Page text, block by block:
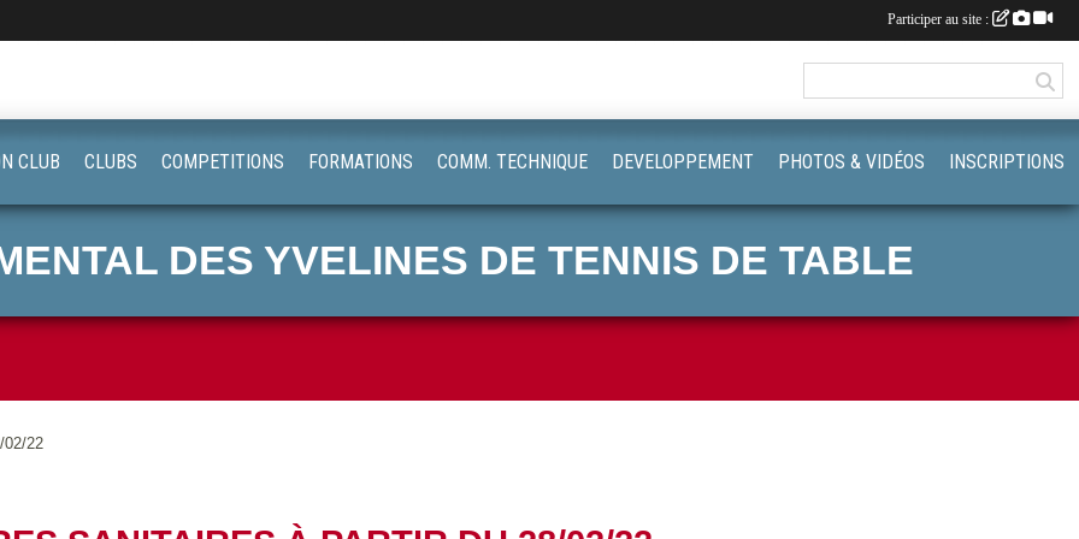
DES YVELINES DE TENNIS DE TABLE
02/22
CLUB CLUBS COMPETITIONS FORMATIONS COMM. TECHNIQUE DEVELOPPEMENT PHOTOS & VIDÉOS INSCRIPTIONS
Participer au site :